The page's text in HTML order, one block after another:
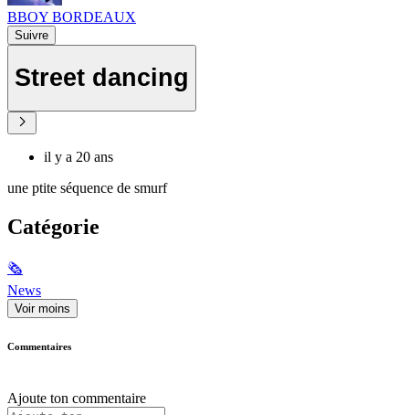
BBOY BORDEAUX
Suivre
Street dancing
il y a 20 ans
une ptite séquence de smurf
Catégorie
🗞
News
Voir moins
Commentaires
Ajoute ton commentaire